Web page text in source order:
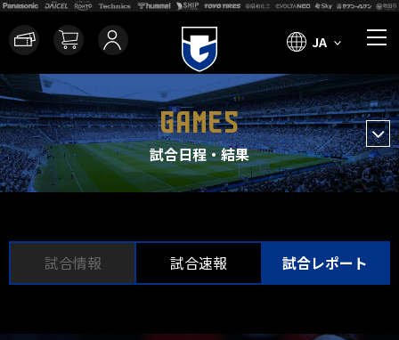
JA
GAMES
試合日程・結果
試合情報 試合速報 試合レポート